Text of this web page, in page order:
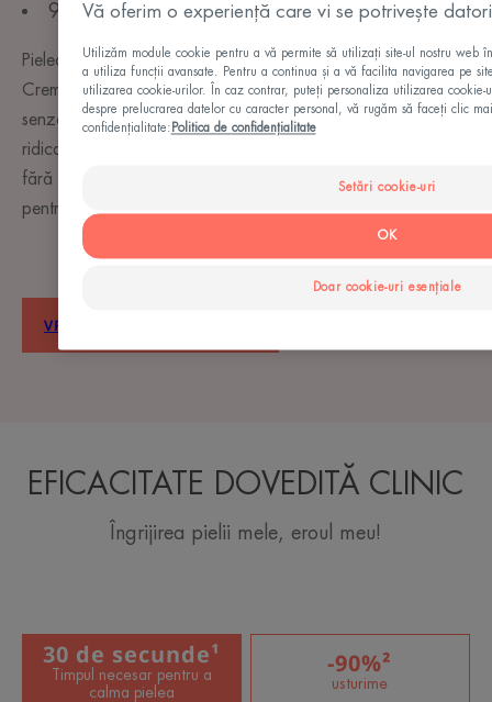
98% natural
Pielea ta este hipersensibilă? Reacționează cu orice ocazie?
Crema Tolérance CONTROL calmează imediat usturimea,
senzația de strângere și iritația. Formula sa cu toleranță
ridicată, testată pe pielea alergică, este garantată ca fiind
fără parfum și conservanți. Este aliatul perfect în fiecare zi
pentru a controla reacțiile imprevizibile ale pielii!
VREAU SĂ-MI CALMEZ PIELEA
EFICACITATE DOVEDITĂ CLINIC
Îngrijirea pielii mele, eroul meu!
30 de secunde¹
Timpul necesar pentru a
calma pielea
-90%²
usturime
Vă oferim o experiență care vi se potrivește
Utilizăm module cookie pentru a vă permite să utilizați site-ul nostru web
a utiliza funcții avansate. Pentru a continua și a vă facilita navigarea pe
utilizarea cookie-urilor. În caz contrar, puteți personaliza utilizarea
despre prelucrarea datelor cu caracter personal, vă rugăm să faceți clic
confidențialitate: Politica de confidențialitate
Setări cookie-uri
Doar cookie-uri esențiale
OK